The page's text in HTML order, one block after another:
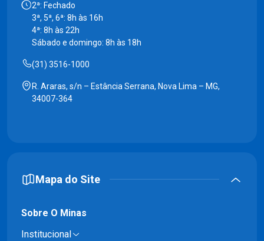
2ª: Fechado
3ª, 5ª, 6ª: 8h às 16h
4ª: 8h às 22h
Sábado e domingo: 8h às 18h
(31) 3516-1000
R. Araras, s/n – Estância Serrana, Nova Lima – MG,
34007-364
Mapa do Site
Sobre O Minas
Institucional